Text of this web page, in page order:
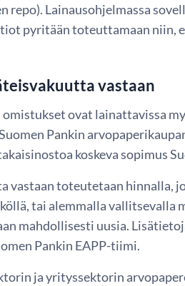
repo). Lainausohjelmassa
pyritään toteuttamaan
vastaan
ovat lainattavissa
Pankin
koskeva sopimus
vastaan toteutetaan hinnalla,
tai alemmalla vallitsevalla
mahdollisesti uusia.
Pankin EAPP-tiimi.
ja yrityssektorin